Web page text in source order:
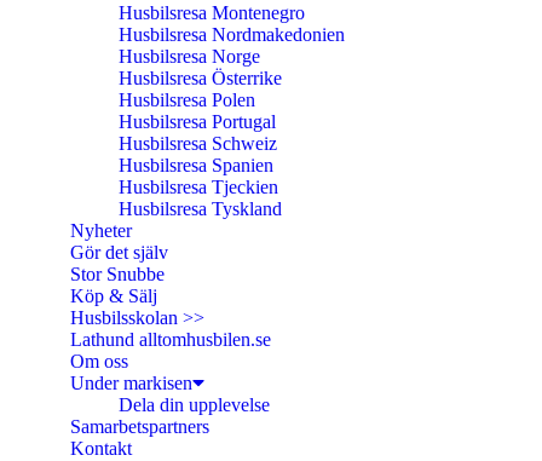
Husbilsresa Montenegro
Husbilsresa Nordmakedonien
Husbilsresa Norge
Husbilsresa Österrike
Husbilsresa Polen
Husbilsresa Portugal
Husbilsresa Schweiz
Husbilsresa Spanien
Husbilsresa Tjeckien
Husbilsresa Tyskland
Nyheter
Gör det själv
Stor Snubbe
Köp & Sälj
Husbilsskolan >>
Lathund alltomhusbilen.se
Om oss
Under markisen
Dela din upplevelse
Samarbetspartners
Kontakt